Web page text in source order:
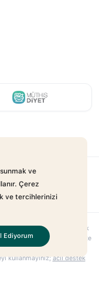
hastane veya klinik
amaçlar. Site
veya tedavi yerine geçmez.
kullanmayınız;acil destek
ve
Çerez
ve tercihlerinizi
Ediyorum